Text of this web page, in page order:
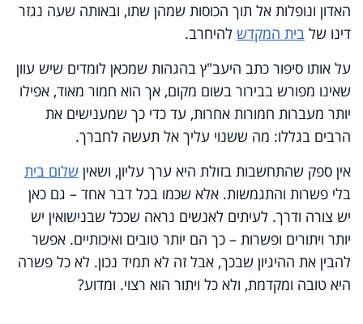
האדון ונופלות אל תוך הכוסות שמהן שתו, ובאותה שעה נגזר
דינו של בית המקדש להיחרב.
על אותו סיפור כתב היעב"ץ בהגהות שמכאן לומדים שיש עוון
שאינו מפורש בבירור בשום מקום, אך הוא חמור מאוד, אפילו
יותר מעברות חמורות אחרות, עד כדי כך שמענישים את
הרבים בגללו: מה ששנוי עליך אל תעשה לחברך.
אין ספק שהתחשבות בזולת היא ערך עליון, ושאין שלום בית
בלי פשרות והתגמשות. אלא שכמו בכל דבר אחד – גם כאן
יש צורה ודרך. לעיתים לאנשים נראה שככל שבנישואין יש
יותר ויתורים ופשרות – כך הם יותר טובים ואיכותיים. אפשר
להבין את ההיגיון שבכך, אבל זה לא תמיד נכון. לא כל פשרה
היא טובה ומקדמת, ולא כל ויתור הוא רצוי. ומדוע?